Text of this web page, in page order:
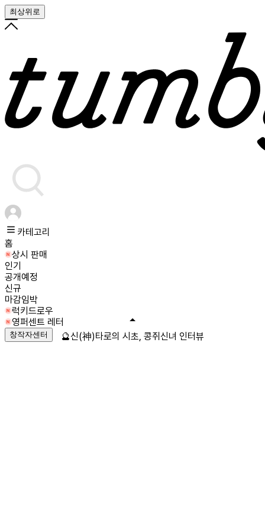
최상위로
카테고리
홈
상시 판매
인기
공개예정
신규
마감임박
럭키드로우
영퍼센트 레터
창작자센터 🔮신(神)타로의 시초, 콩쥐신녀 인터뷰